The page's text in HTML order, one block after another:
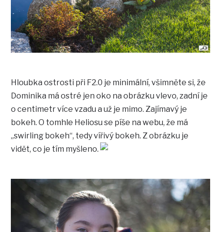
Hloubka ostrosti při F2.0 je minimální, všimněte si, že
Dominika má ostré jen oko na obrázku vlevo, zadní je
o centimetr více vzadu a už je mimo. Zajímavý je
bokeh. O tomhle Heliosu se píše na webu, že má
„swirling bokeh“, tedy vířivý bokeh. Z obrázku je
vidět, co je tím myšleno.